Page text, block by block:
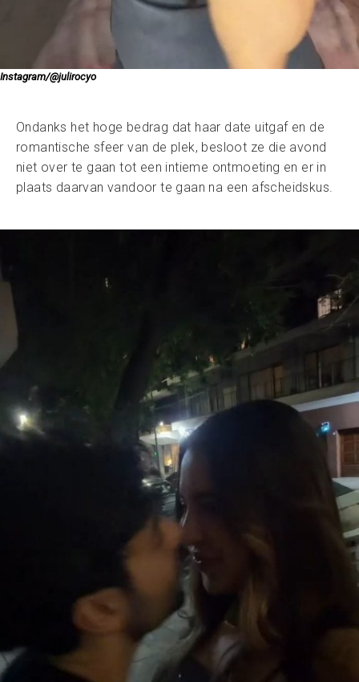
Instagram/@julirocyo
Ondanks het hoge bedrag dat haar date uitgaf en de
romantische sfeer van de plek, besloot ze die avond
niet over te gaan tot een intieme ontmoeting en er in
plaats daarvan vandoor te gaan na een afscheidskus.